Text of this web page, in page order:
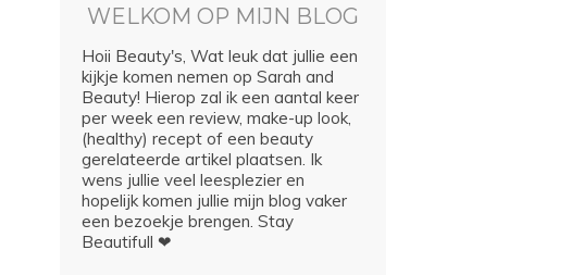
WELKOM OP MIJN BLOG
Hoii Beauty's, Wat leuk dat jullie een
kijkje komen nemen op Sarah and
Beauty! Hierop zal ik een aantal keer
per week een review, make-up look,
(healthy) recept of een beauty
gerelateerde artikel plaatsen. Ik
wens jullie veel leesplezier en
hopelijk komen jullie mijn blog vaker
een bezoekje brengen. Stay
Beautifull ❤